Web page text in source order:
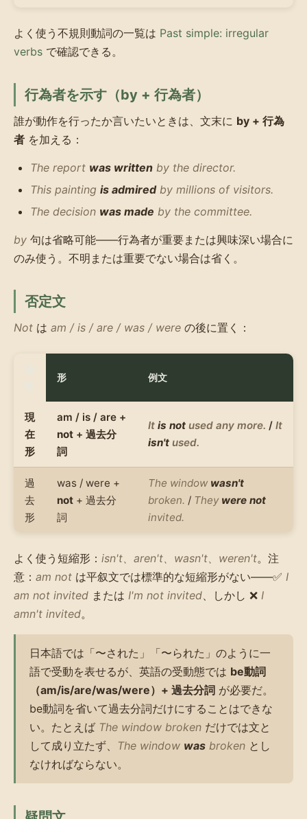
よく使う不規則動詞の一覧は Past simple: irregular
verbs で確認できる。
行為者を示す（by + 行為者）
誰が動作を行ったか言いたいときは、文末に by + 行為
者 を加える：
The report was written by the director.
This painting is admiredby millions of visitors.
The decision was made by the committee.
by 句は省略可能——行為者が重要または興味深い場合に
のみ使う。不明または重要でない場合は省く。
否定文
Not は am / is / are / was / were の後に置く：
形 例文
現
在
形
am / is / are +
not + 過去分
詞
It is not used any more. / It
isn't used.
過
去
形
was / were +
not + 過去分
詞
The window wasn't
broken. / They were not
invited.
よく使う短縮形： isn't、aren't、wasn't、weren't。注
意： am not は平叙文では標準的な短縮形がない——✅ I
am not invited または I'm not invited、しかし ❌ I
amn't invited。
日本語では「〜された」「〜られた」のように一
語で受動を表せるが、英語の受動態では be動詞
（am/is/are/was/were）+ 過去分詞 が必要だ。
be動詞を省いて過去分詞だけにすることはできな
い。たとえば The window broken だけでは文と
して成り立たず、 The window was broken とし
なければならない。